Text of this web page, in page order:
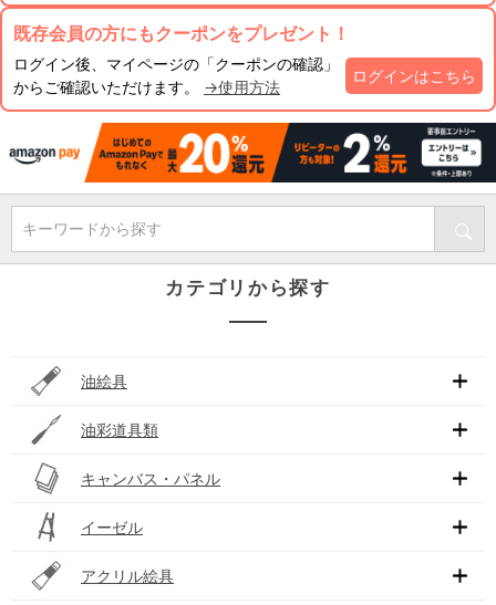
既存会員の方にもクーポンをプレゼント！
ログイン後、マイページの「クーポンの確認」
からご確認いただけます。 →使用方法
ログインはこちら
キーワードから探す
カテゴリから探す
油絵具
油彩道具類
キャンバス・パネル
イーゼル
アクリル絵具